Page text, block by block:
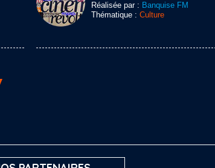
Réalisée par : Banquise FM
Thématique : Culture